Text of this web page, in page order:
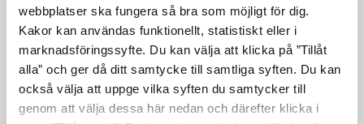
webbplatser ska fungera så bra som möjligt för dig.
Kakor kan användas funktionellt, statistiskt eller i
marknadsföringssyfte. Du kan välja att klicka på ”Tillåt
alla” och ger då ditt samtycke till samtliga syften. Du kan
också välja att uppge vilka syften du samtycker till
genom att välja dessa här nedan och därefter klicka i
Mörkö under 1930- och 40-talet, och som
tog intryck av dessa miljöer i sina
författarskap.
På invigningen den 13 november